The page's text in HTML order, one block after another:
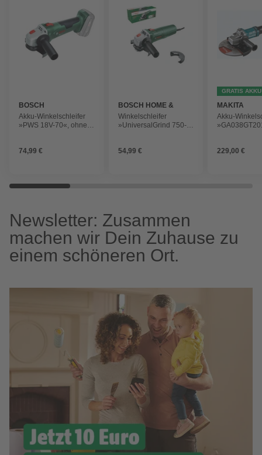
BOSCH
Akku-Winkelschleifer
»PWS 18V-70«, ohne
74,99 €
BOSCH HOME &
GARDEN
Winkelschleifer
»UniversalGrind 750-
54,99 €
GRATIS AKKU
MAKITA
Akku-
229,00 €
Newsletter: Zusammen
machen wir Dein Zuhause zu
einem schöneren Ort.